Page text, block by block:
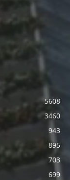
5608
3460
943
895
703
699